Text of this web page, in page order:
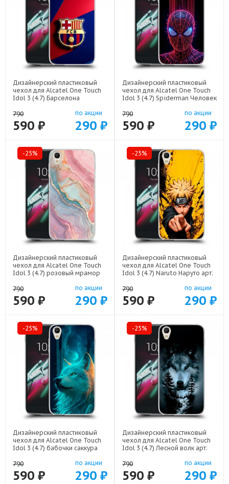
Дизайнерский пластиковый
чехол для Alcatel One Touch
Idol 3 (4.7) Барселона
790
590 ₽
по акции
290 ₽
Дизайнерский пластиковый
чехол для Alcatel One Touch
Idol 3 (4.7) Spiderman Человек
790
590 ₽
по акции
290 ₽
-25%
Дизайнерский пластиковый
чехол для Alcatel One Touch
Idol 3 (4.7) розовый мрамор
790
590 ₽
по акции
290 ₽
-25%
Дизайнерский пластиковый
чехол для Alcatel One Touch
Idol 3 (4.7) Naruto Наруто арт:
790
590 ₽
по акции
290 ₽
-25%
Дизайнерский пластиковый
чехол для Alcatel One Touch
Idol 3 (4.7) бабочки саккура
790
590 ₽
по акции
290 ₽
-25%
Дизайнерский пластиковый
чехол для Alcatel One Touch
Idol 3 (4.7) Лесной волк арт:
790
590 ₽
по акции
290 ₽